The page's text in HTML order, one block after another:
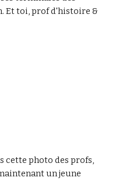
Et toi, prof d'histoire &
cette photo des profs,
un jeune